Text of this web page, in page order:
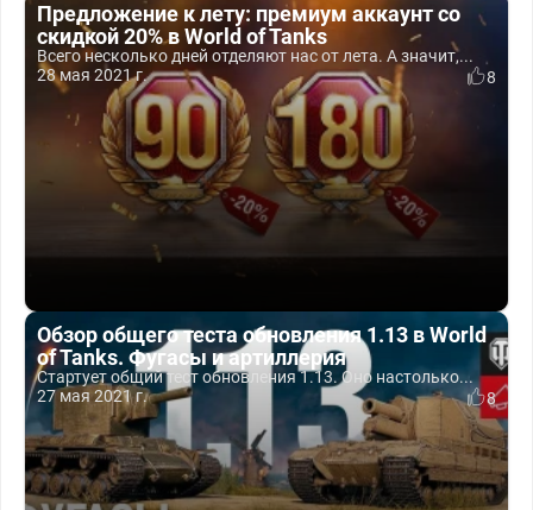
Предложение к лету: премиум аккаунт со
скидкой 20% в World of Tanks
Всего несколько дней отделяют нас от лета. А значит,...
28 мая 2021 г.
8
Обзор общего теста обновления 1.13 в World
of Tanks. Фугасы и артиллерия
Стартует общий тест обновления 1.13. Оно настолько...
27 мая 2021 г.
8